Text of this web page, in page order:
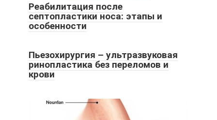
Реабилитация после
септопластики носа: этапы и
особенности
Пьезохирургия – ультразвуковая
ринопластика без переломов и
крови